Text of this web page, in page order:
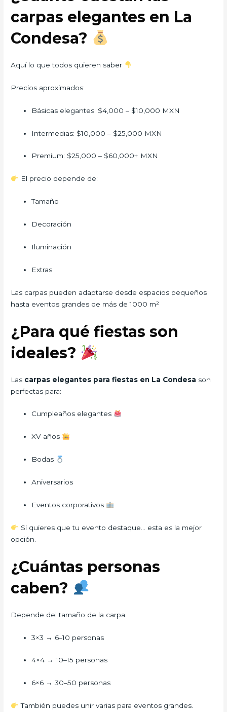
carpas elegantes en La
Condesa?
Aquí lo que todos quieren saber
Precios aproximados:
Básicas elegantes: $4,000 – $10,000 MXN
Intermedias: $10,000 – $25,000 MXN
Premium: $25,000 – $60,000+ MXN
El precio depende de:
Tamaño
Decoración
Iluminación
Extras
Las carpas pueden adaptarse desde espacios pequeños
hasta eventos grandes de más de 1000 m²
¿Para qué fiestas son
ideales?
Las carpas elegantes para fiestas en La Condesa son
perfectas para:
Cumpleaños elegantes
XV años
Bodas
Aniversarios
Eventos corporativos
Si quieres que tu evento destaque… esta es la mejor
opción.
¿Cuántas personas
caben?
Depende del tamaño de la carpa:
3×3 → 6–10 personas
4×4 → 10–15 personas
6×6 → 30–50 personas
También puedes unir varias para eventos grandes.